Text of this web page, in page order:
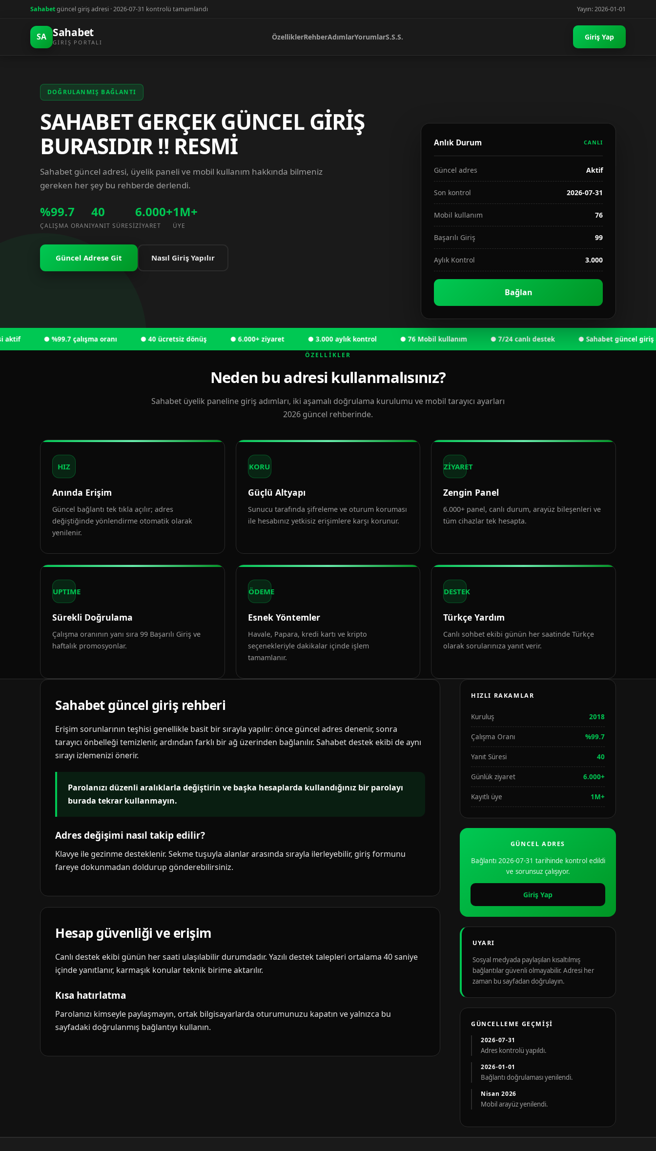
Sahabetgüncel giriş adresi · 2026-07-31 kontrolü tamamlandı Yayın: 2026-01-01
SA Sahabet
GIRIŞ PORTALI
ÖzelliklerRehberAdımlarYorumlarS.S.S. Giriş Yap
DOĞRULANMIŞ BAĞLANTI
SAHABET GERÇEK GÜNCEL GİRİŞ
BURASIDIR !! RESMİ
Sahabet güncel adresi, üyelik paneli ve mobil kullanım hakkında bilmeniz
gereken her şey bu rehberde derlendi.
%99.7
ÇALIŞMA ORANI
40
YANIT SÜRESI
6.000+
ZIYARET
1M+
ÜYE
Güncel Adrese Git Nasıl Giriş Yapılır
Anlık Durum CANLI
Güncel adres Aktif
Son kontrol 2026-07-31
Mobil kullanım 76
Başarılı Giriş 99
Aylık Kontrol 3.000
Bağlan
● %99.7 çalışma oranı ● 40 ücretsiz dönüş ● 6.000+ ziyaret ● 3.000 aylık kontrol ● 76 Mobil kullanım ● 7/24 canlı destek ● Sahabet güncel giriş adresi
ÖZELLIKLER
Neden bu adresi kullanmalısınız?
Sahabet üyelik paneline giriş adımları, iki aşamalı doğrulama kurulumu ve mobil tarayıcı ayarları
2026 güncel rehberinde.
HIZ
Anında Erişim
Güncel bağlantı tek tıkla açılır; adres
değiştiğinde yönlendirme otomatik olarak
yenilenir.
KORU
Güçlü Altyapı
Sunucu tarafında şifreleme ve oturum koruması
ile hesabınız yetkisiz erişimlere karşı korunur.
ZİYARET
Zengin Panel
6.000+ panel, canlı durum, arayüz bileşenleri ve
tüm cihazlar tek hesapta.
UPTIME
Sürekli Doğrulama
Çalışma oranının yanı sıra 99 Başarılı Giriş ve
haftalık promosyonlar.
ÖDEME
Esnek Yöntemler
Havale, Papara, kredi kartı ve kripto
seçenekleriyle dakikalar içinde işlem
tamamlanır.
DESTEK
Türkçe Yardım
Canlı sohbet ekibi günün her saatinde Türkçe
olarak sorularınıza yanıt verir.
Sahabet güncel giriş rehberi
Erişim sorunlarının teşhisi genellikle basit bir sırayla yapılır: önce güncel adres denenir, sonra
tarayıcı önbelleği temizlenir, ardından farklı bir ağ üzerinden bağlanılır. Sahabet destek ekibi de aynı
sırayı izlemenizi önerir.
Parolanızı düzenli aralıklarla değiştirin ve başka hesaplarda kullandığınız bir parolayı
burada tekrar kullanmayın.
Adres değişimi nasıl takip edilir?
Klavye ile gezinme desteklenir. Sekme tuşuyla alanlar arasında sırayla ilerleyebilir, giriş formunu
fareye dokunmadan doldurup gönderebilirsiniz.
Hesap güvenliği ve erişim
Canlı destek ekibi günün her saati ulaşılabilir durumdadır. Yazılı destek talepleri ortalama 40 saniye
içinde yanıtlanır, karmaşık konular teknik birime aktarılır.
Kısa hatırlatma
Parolanızı kimseyle paylaşmayın, ortak bilgisayarlarda oturumunuzu kapatın ve yalnızca bu
sayfadaki doğrulanmış bağlantıyı kullanın.
HIZLI RAKAMLAR
Kuruluş 2018
Çalışma Oranı %99.7
Yanıt Süresi 40
Günlük ziyaret 6.000+
Kayıtlı üye 1M+
GÜNCEL ADRES
Bağlantı 2026-07-31 tarihinde kontrol edildi
ve sorunsuz çalışıyor.
Giriş Yap
UYARI
Sosyal medyada paylaşılan kısaltılmış
bağlantılar güvenli olmayabilir. Adresi her
zaman bu sayfadan doğrulayın.
GÜNCELLEME GEÇMIŞI
2026-07-31
Adres kontrolü yapıldı.
2026-01-01
Bağlantı doğrulaması yenilendi.
Nisan 2026
Mobil arayüz yenilendi.